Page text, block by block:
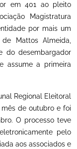
em 401 ao pleito
Magistratura
por mais um
Mattos Almeida,
do desembargador
assume a primeira
Regional Eleitoral
mês de outubro e foi
O processo teve
pelo
aos associados e